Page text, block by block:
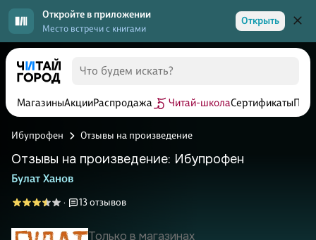
Откройте в приложении
Место встречи с книгами
Открыть
МагазиныАкцииРаспродажа Читай-школаСертификаты
Ибупрофен Отзывы на произведение
Отзывы на произведение: Ибупрофен
Булат Ханов
· 13 отзывов
Только в магазинах